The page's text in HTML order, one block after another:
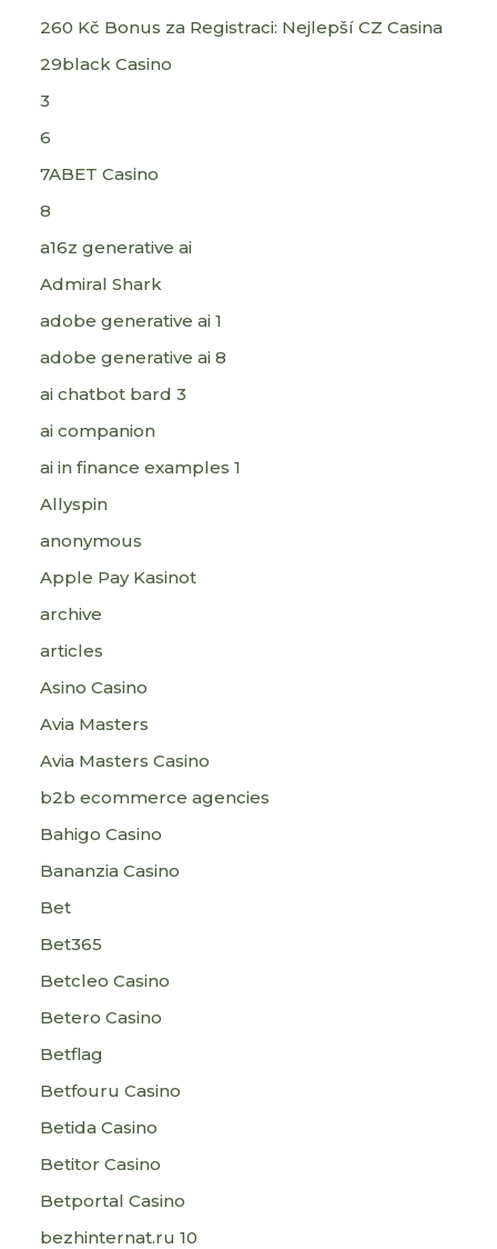
260 Kč Bonus za Registraci: Nejlepší CZ Casina
29black Casino
3
6
7ABET Casino
8
a16z generative ai
Admiral Shark
adobe generative ai 1
adobe generative ai 8
ai chatbot bard 3
ai companion
ai in finance examples 1
Allyspin
anonymous
Apple Pay Kasinot
archive
articles
Asino Casino
Avia Masters
Avia Masters Casino
b2b ecommerce agencies
Bahigo Casino
Bananzia Casino
Bet
Bet365
Betcleo Casino
Betero Casino
Betflag
Betfouru Casino
Betida Casino
Betitor Casino
Betportal Casino
bezhinternat.ru 10